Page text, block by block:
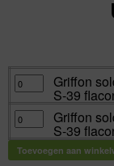
Griffon
soldeervloeistof
universeel
39
flacon
à
80
ml
|
Griffon
S-39
Griffon
soldeervloeistof
universeel
S-
39
flacon
Griffon
S-39
Toevoegen aan